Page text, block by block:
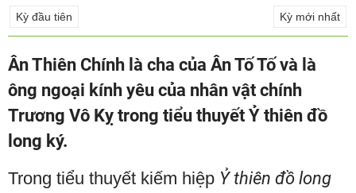
Kỳ đầu tiên Kỳ mới nhất
Ân Thiên Chính là cha của Ân Tố Tố và là
ông ngoại kính yêu của nhân vật chính
Trương Vô Kỵ trong tiểu thuyết Ỷ thiên đồ
long ký.
Trong tiểu thuyết kiếm hiệp Ỷ thiên đồ long